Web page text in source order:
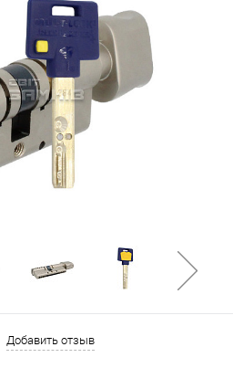
Добавить отзыв